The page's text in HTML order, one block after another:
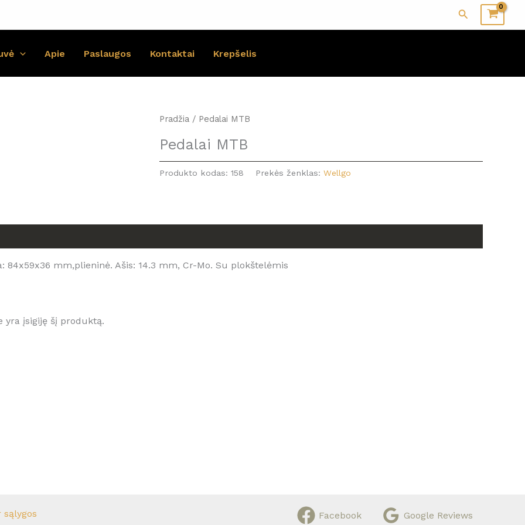
Paieška
Apie Paslaugos Kontaktai Krepšelis
Pradžia / Pedalai MTB
Pedalai MTB
Produkto kodas: 158 Prekės ženklas: Wellgo
84x59x36 mm,plieninė. Ašis: 14.3 mm, Cr-Mo. Su plokštelėmis
yra įsigiję šį produktą.
sąlygos Facebook Google Reviews